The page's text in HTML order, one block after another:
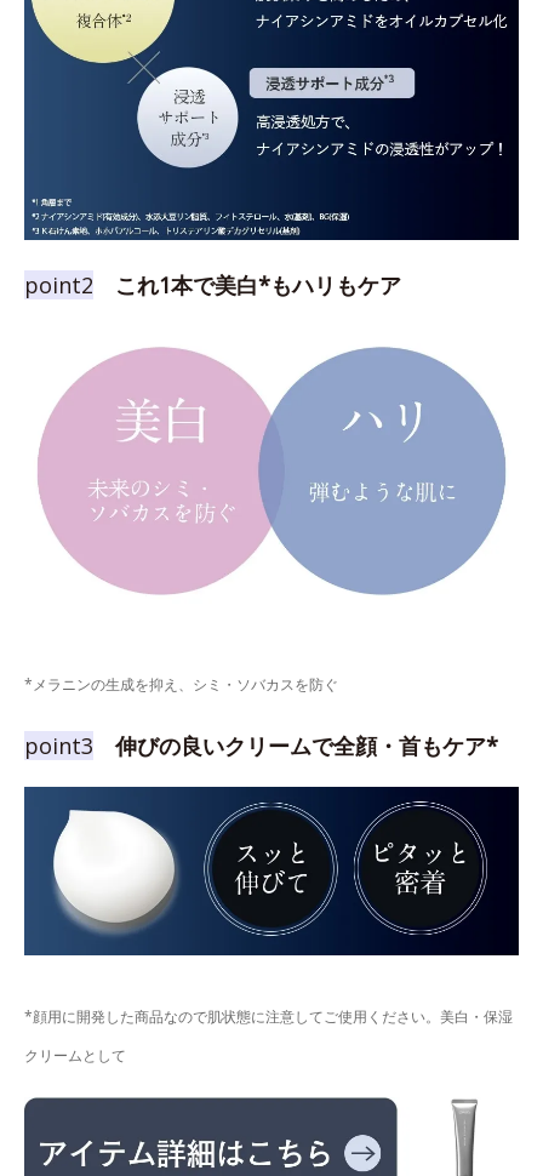
point2 これ1本で美白*もハリもケア
*メラニンの生成を抑え、シミ・ソバカスを防ぐ
point3 伸びの良いクリームで全顔・首もケア*
*顔用に開発した商品なので肌状態に注意してご使用ください。美白・保湿
クリームとして